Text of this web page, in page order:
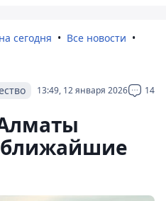
сегодня
Все новости
13:49, 12 января 2026 14
ближайшие